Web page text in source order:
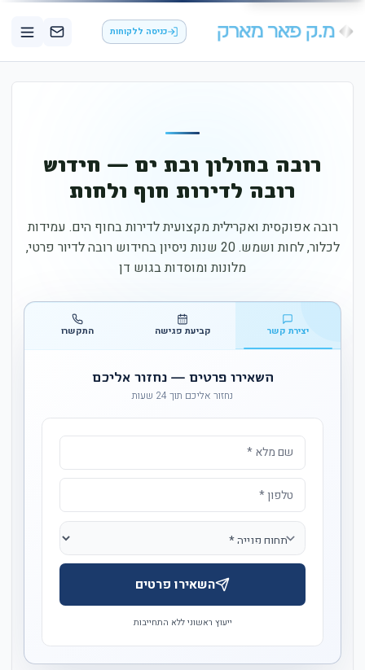
כניסה ללקוחות
רובה בחולון ובת ים — חידוש
רובה לדירות חוף ולחות
רובה אפוקסית ואקרילית מקצועית לדירות בחוף הים. עמידות
לכלור, לחות ושמש. 20 שנות ניסיון בחידוש רובה לדיור פרטי,
מלונות ומוסדות בגוש דן
יצירת קשר קביעת פגישה התקשרו
השאירו פרטים — נחזור אליכם
נחזור אליכם תוך 24 שעות
השאירו פרטים
ייעוץ ראשוני ללא התחייבות